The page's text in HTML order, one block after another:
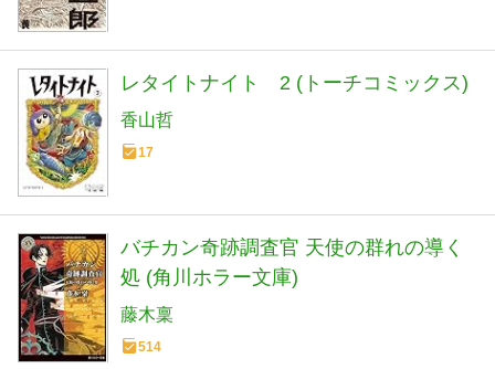
レタイトナイト 2 (トーチコミックス)
香山哲
17
バチカン奇跡調査官 天使の群れの導く
処 (角川ホラー文庫)
藤木稟
514